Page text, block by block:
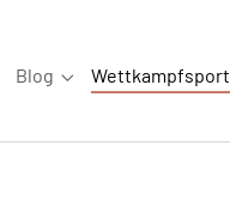
for "News"
Blog
Submenu for "Blog"
Wettkampfsport